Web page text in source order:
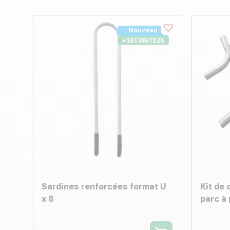
Nouveau
♦ SECURITE26
Sardines renforcées format U
x 8
Kit de
parc à